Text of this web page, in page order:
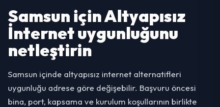
Samsun için Altyapısız
İnternet uygunluğunu
netleştirin
Samsun içinde altyapısız internet alternatifleri
uygunluğu adrese göre değişebilir. Başvuru öncesi
bina, port, kapsama ve kurulum koşullarının birlikte